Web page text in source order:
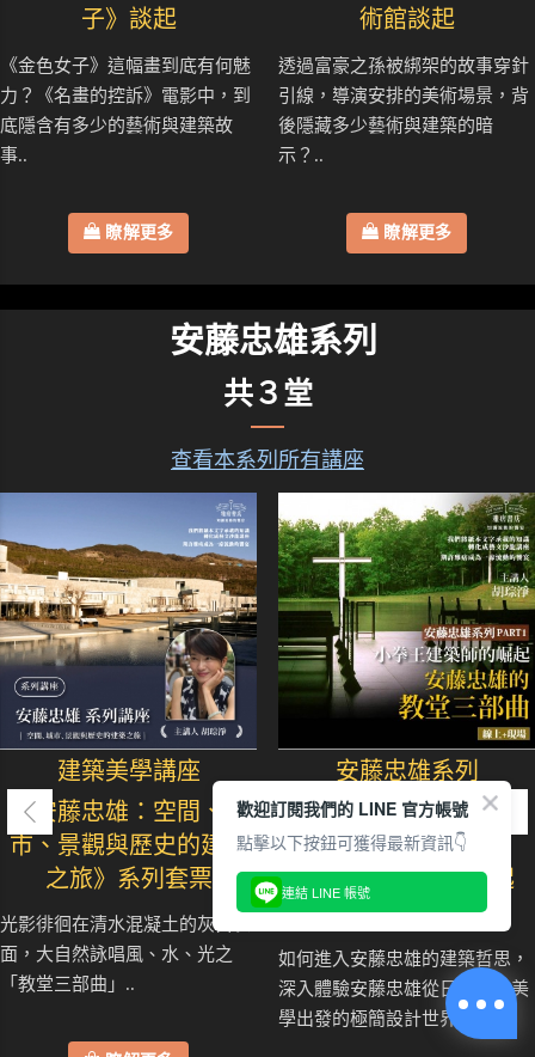
子》談起
《金色女子》這幅畫到底有何魅
力？《名畫的控訴》電影中，到
底隱含有多少的藝術與建築故
事..
瞭解更多
術館談起
透過富豪之孫被綁架的故事穿針
引線，導演安排的美術場景，背
後隱藏多少藝術與建築的暗
示？..
瞭解更多
安藤忠雄系列
共３堂
查看本系列所有講座
建築美學講座
《安藤忠雄：空間、城
市、景觀與歷史的建築
之旅》系列套票
光影徘徊在清水混凝土的灰白表
面，大自然詠唱風、水、光之
「教堂三部曲」..
安藤忠雄系列
《安藤忠雄的教堂三部
曲》
小拳王建築師的崛起
如何進入安藤忠雄的建築哲思，
深入體驗安藤忠雄從日本三大美
學出發的極簡設計世界？..
歡迎訂閱我們的 LINE 官方帳號
點擊以下按鈕可獲得最新資訊👇
連結 LINE 帳號